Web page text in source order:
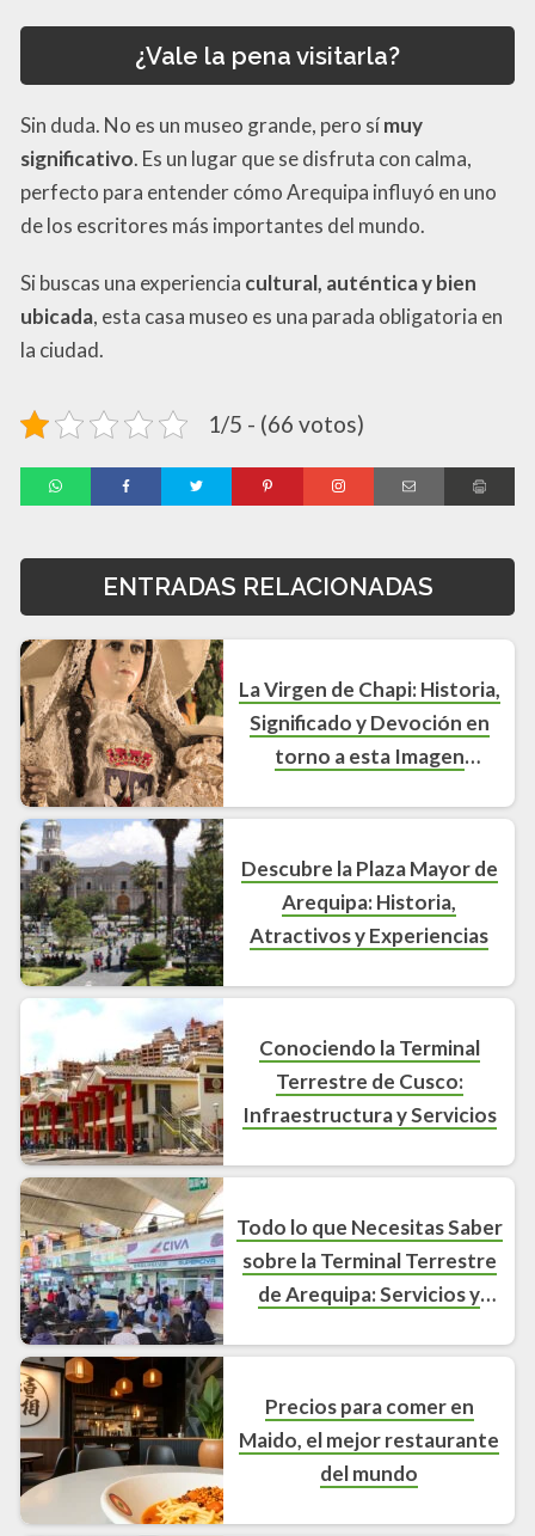
¿Vale la pena visitarla?
Sin duda. No es un museo grande, pero símuy
significativo. Es un lugar que se disfruta con calma,
perfecto para entender cómo Arequipa influyó en uno
de los escritores más importantes del mundo.
Si buscas una experiencia cultural, auténtica y bien
ubicada, esta casa museo es una parada obligatoria en
la ciudad.
1/5 - (66 votos)
ENTRADAS RELACIONADAS
La Virgen de Chapi: Historia,
Significado y Devoción en
torno a esta Imagen
Descubre la Plaza Mayor de
Arequipa: Historia,
Atractivos y Experiencias
Conociendo la Terminal
Terrestre de Cusco:
Infraestructura y Servicios
Todo lo que Necesitas Saber
sobre la Terminal Terrestre
de Arequipa: Servicios y
Precios para comer en
Maido, el mejor restaurante
del mundo